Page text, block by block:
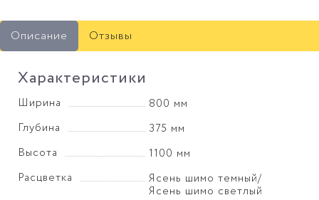
Описание Отзывы
Характеристики
Ширина
800 мм
Глубина
375 мм
Высота
1100 мм
Расцветка
Ясень шимо темный/
Ясень шимо светлый